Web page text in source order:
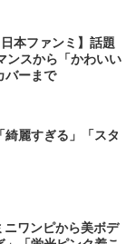
本ファンミ】話題
ンスから「かわいい
バーまで
麗すぎる」「スタ
ワンピから美ボデ